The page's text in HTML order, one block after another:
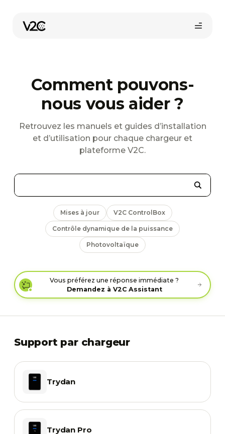
contenu
Trouvez votre installateur
Comment pouvons-
nous vous aider ?
Retrouvez les manuels et guides d’installation
et d’utilisation pour chaque chargeur et
plateforme V2C.
Mises à jour V2C ControlBox
Contrôle dynamique de la puissance
Photovoltaïque
Vous préférez une réponse immédiate ?
Demandez à V2C Assistant
Support par chargeur
Trydan
Trydan Pro